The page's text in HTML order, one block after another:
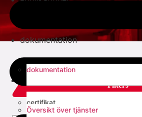
dokumentation
dokumentation
certifikat
Översikt över tjänster
Filters